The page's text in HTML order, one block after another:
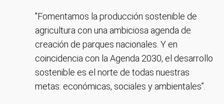
"Fomentamos la producción sostenible de
agricultura con una ambiciosa agenda de
creación de parques nacionales. Y en
coincidencia con la Agenda 2030, el desarrollo
sostenible es el norte de todas nuestras
metas: económicas, sociales y ambientales”.